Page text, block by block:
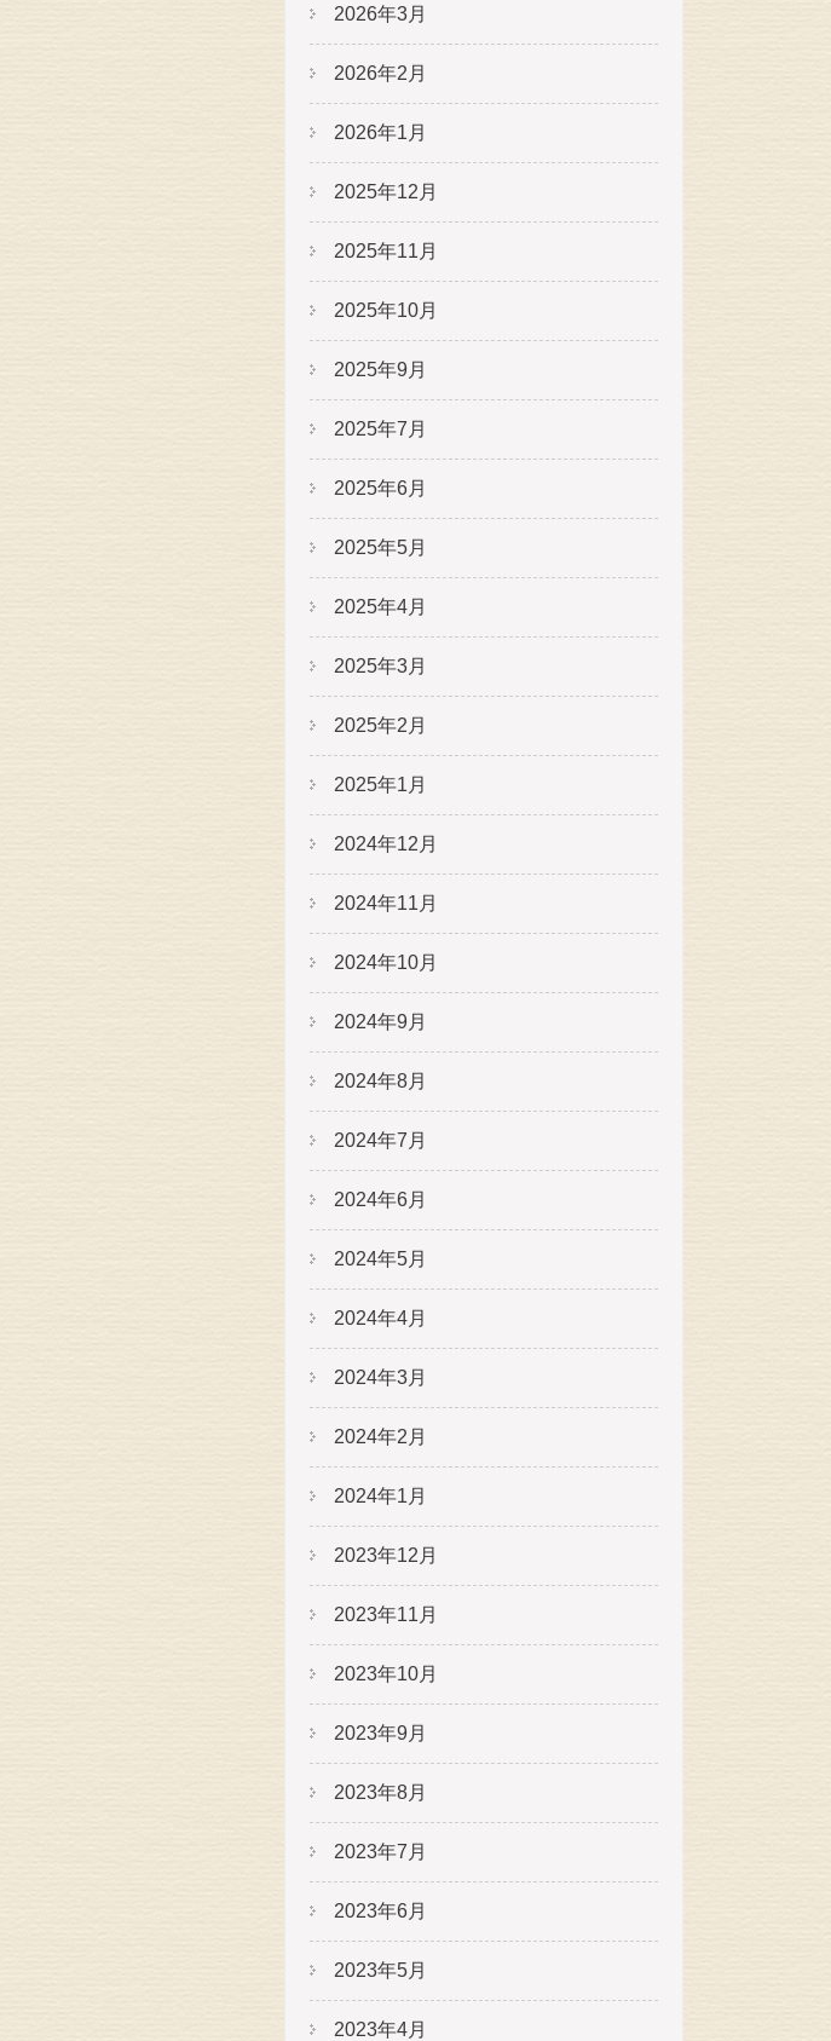
2026年3月
2026年2月
2026年1月
2025年12月
2025年11月
2025年10月
2025年9月
2025年7月
2025年6月
2025年5月
2025年4月
2025年3月
2025年2月
2025年1月
2024年12月
2024年11月
2024年10月
2024年9月
2024年8月
2024年7月
2024年6月
2024年5月
2024年4月
2024年3月
2024年2月
2024年1月
2023年12月
2023年11月
2023年10月
2023年9月
2023年8月
2023年7月
2023年6月
2023年5月
2023年4月